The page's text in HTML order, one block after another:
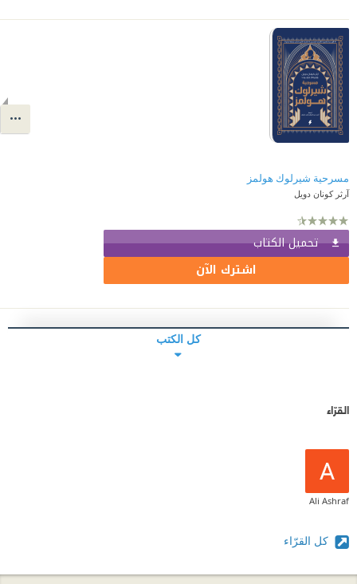
مسرحية شيرلوك هولمز
آرثر كونان دويل
تحميل الكتاب
اشترك الآن
كل الكتب
القرّاء
Ali Ashraf
كل القرّاء